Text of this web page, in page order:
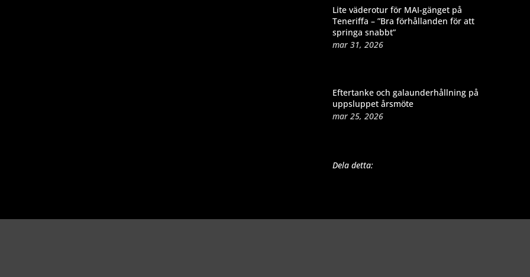
Lite väderotur för MAI-gänget på
Teneriffa – ”Bra förhållanden för att
springa snabbt”
mar 31, 2026
Eftertanke och galaunderhållning på
uppsluppet årsmöte
mar 25, 2026
Dela detta: